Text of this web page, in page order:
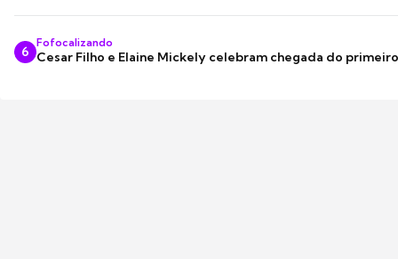
6
Fofocalizando
Cesar Filho e Elaine Mickely celebram chegada do